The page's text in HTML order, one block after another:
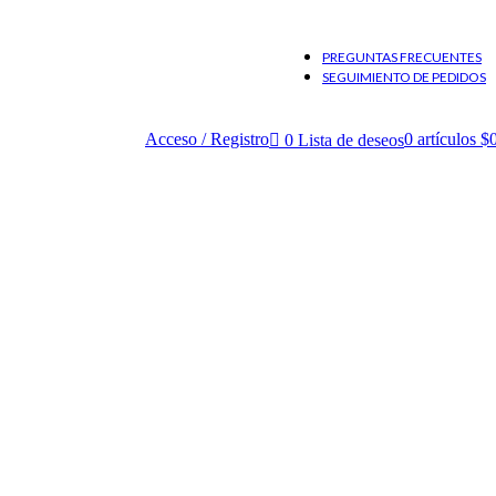
PREGUNTAS FRECUENTES
SEGUIMIENTO DE PEDIDOS
Acceso / Registro 0 Lista de deseos0 artículos $